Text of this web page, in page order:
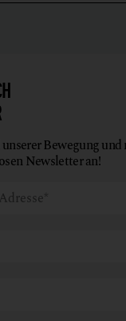
Bewegung
Newsletter an!